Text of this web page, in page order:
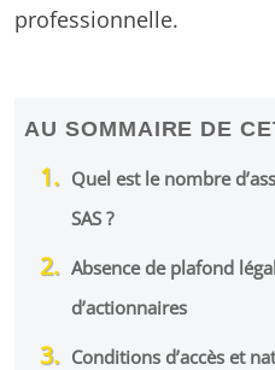
professionnelle.
AU SOMMAIRE DE
Quel est le nombre
SAS ?
Absence de plafond
d’actionnaires
Conditions d’accès et